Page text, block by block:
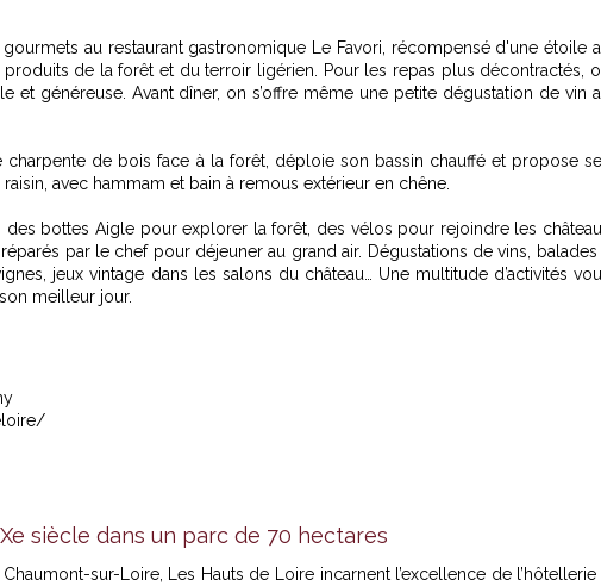
au restaurant gastronomique Le Favori, récompensé d'une étoile
de la forêt et du terroir ligérien. Pour les repas plus décontractés,
et généreuse. Avant dîner, on s’offre même une petite dégustation de vin
charpente de bois face à la forêt, déploie son bassin chauffé et propose
avec hammam et bain à remous extérieur en chêne.
bottes Aigle pour explorer la forêt, des vélos pour rejoindre les
par le chef pour déjeuner au grand air. Dégustations de vins, balades
jeux vintage dans les salons du château… Une multitude d’activités
meilleur jour.
siècle dans un parc de 70 hectares
sur-Loire, Les Hauts de Loireincarnent l’excellence de l’hôtellerie